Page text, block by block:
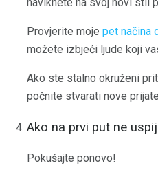
naviknete na svoj novi stil
Provjerite moje pet načina
možete izbjeći ljude koji
Ako ste stalno okruženi
počnite stvarati nove
Ako na prvi put ne
Pokušajte ponovo!